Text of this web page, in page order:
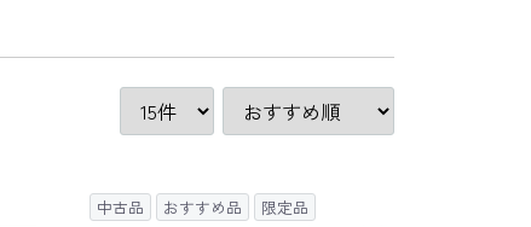
中古品 おすすめ品 限定品